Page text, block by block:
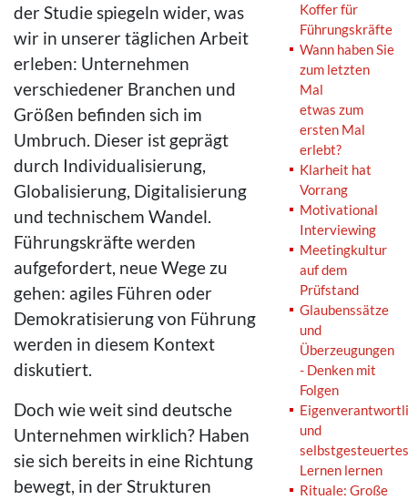
der Studie spiegeln wider, was
wir in unserer täglichen Arbeit
erleben: Unternehmen
verschiedener Branchen und
Größen befinden sich im
Umbruch. Dieser ist geprägt
durch Individualisierung,
Globalisierung, Digitalisierung
und technischem Wandel.
Führungskräfte werden
aufgefordert, neue Wege zu
gehen: agiles Führen oder
Demokratisierung von Führung
werden in diesem Kontext
diskutiert.
Doch wie weit sind deutsche
Unternehmen wirklich? Haben
sie sich bereits in eine Richtung
bewegt, in der Strukturen
Koffer für
Führungskräfte
Wann haben Sie
zum letzten
Mal
etwas zum
ersten Mal
erlebt?
Klarheit hat
Vorrang
Motivational
Interviewing
Meetingkultur
auf dem
Prüfstand
Glaubenssätze
und
Überzeugungen
- Denken mit
Folgen
und
selbstgesteuertes
Lernen lernen
Rituale: Große